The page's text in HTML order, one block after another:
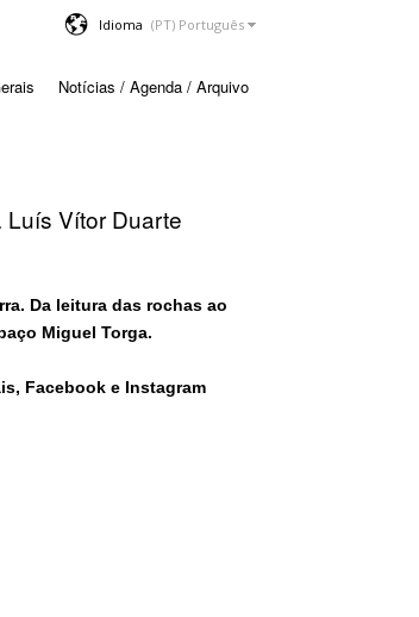
Idioma
Notícias / Agenda / Arquivo
Luís Vítor Duarte
Da leitura das rochas ao
Miguel Torga​.
Facebook e Instagram